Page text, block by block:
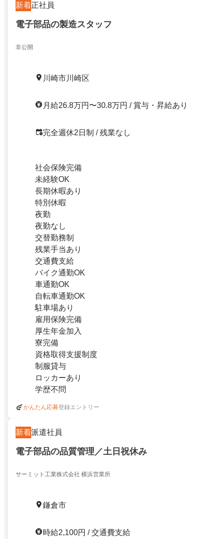
新着正社員
電子部品の製造スタッフ
非公開
川崎市川崎区
月給26.8万円〜30.8万円 / 賞与・昇給あり
完全週休2日制 / 残業なし
社会保険完備
未経験OK
長期休暇あり
特別休暇
夜勤
夜勤なし
交替勤務制
残業手当あり
交通費支給
バイク通勤OK
車通勤OK
自転車通勤OK
駐車場あり
雇用保険完備
厚生年金加入
寮完備
資格取得支援制度
制服貸与
ロッカーあり
学歴不問
かんたん応募登録エントリー
新着派遣社員
電子部品の品質管理／土日祝休み
サーミット工業株式会社 横浜営業所
鎌倉市
時給2,100円 / 交通費支給